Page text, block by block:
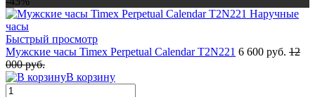
Быстрый просмотр
Мужские часы Timex Perpetual Calendar T2N221 6 600 руб. 12
000 руб.
В корзину